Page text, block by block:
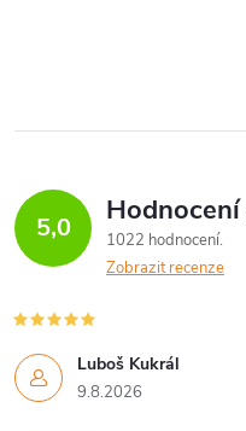
5,0
1022 hodnocení
Zobrazit recenze
Luboš Kukrál
9.8.2026